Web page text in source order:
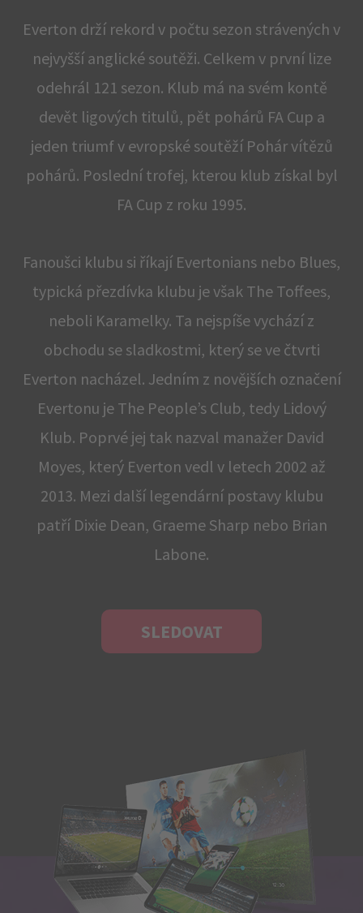
Everton drží rekord v počtu sezon strávených v
nejvyšší anglické soutěži. Celkem v první lize
odehrál 121 sezon. Klub má na svém kontě
devět ligových titulů, pět pohárů FA Cup a
jeden triumf v evropské soutěží Pohár vítězů
pohárů. Poslední trofej, kterou klub získal byl
FA Cup z roku 1995.
Fanoušci klubu si říkají Evertonians nebo Blues,
typická přezdívka klubu je však The Toffees,
neboli Karamelky. Ta nejspíše vychází z
obchodu se sladkostmi, který se ve čtvrti
Everton nacházel. Jedním z novějších označení
Evertonu je The People’s Club, tedy Lidový
Klub. Poprvé jej tak nazval manažer David
Moyes, který Everton vedl v letech 2002 až
2013. Mezi další legendární postavy klubu
patří Dixie Dean, Graeme Sharp nebo Brian
Labone.
SLEDOVAT